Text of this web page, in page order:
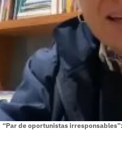
“Par de oportunistas